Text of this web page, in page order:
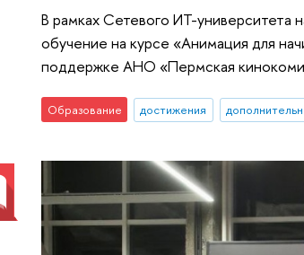
В рамках Сетевого ИТ-университета
обучение на курсе «Анимация для
поддержке АНО «Пермская
Образование достижения